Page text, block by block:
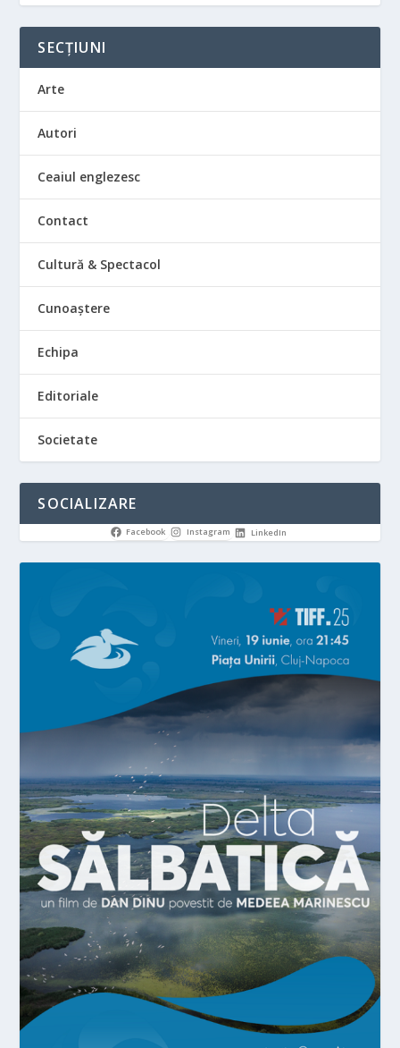
SECȚIUNI
Arte
Autori
Ceaiul englezesc
Contact
Cultură & Spectacol
Cunoaștere
Echipa
Editoriale
Societate
SOCIALIZARE
Facebook Instagram LinkedIn